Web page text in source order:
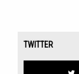
TWITTER